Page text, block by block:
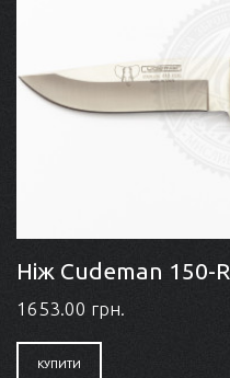
Ніж Cudeman 150-R
1653.00 грн.
КУПИТИ